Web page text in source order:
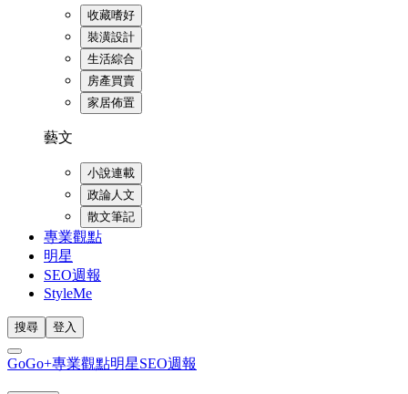
收藏嗜好
裝潢設計
生活綜合
房產買賣
家居佈置
藝文
小說連載
政論人文
散文筆記
專業觀點
明星
SEO週報
StyleMe
搜尋 登入
GoGo+專業觀點明星SEO週報